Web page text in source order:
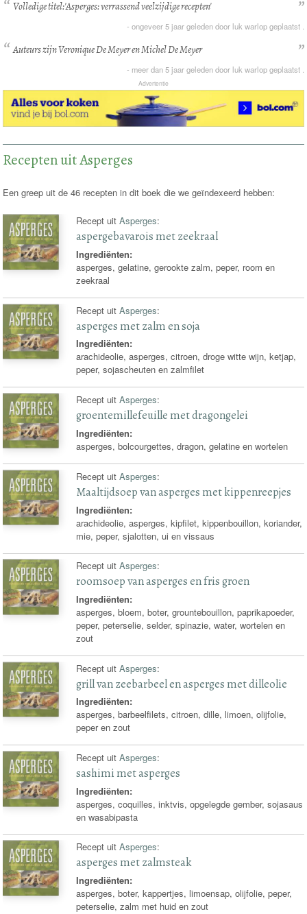
Volledige titel:'Asperges: verrassend veelzijdige recepten'
- ongeveer 5 jaargeleden door luk warlopgeplaatst .
Auteurs zijn Veronique De Meyer en Michel De Meyer
- meer dan 5 jaargeleden door luk warlopgeplaatst .
Advertentie
Recepten uit Asperges
Een greep uit de 46 recepten in dit boek die we geïndexeerd hebben:
Recept uitAsperges:
aspergebavarois met zeekraal
Ingrediënten:
asperges, gelatine, gerookte zalm, peper, room en
zeekraal
Recept uitAsperges:
asperges met zalm en soja
Ingrediënten:
arachideolie, asperges, citroen, droge witte wijn, ketjap,
peper, sojascheuten en zalmfilet
Recept uitAsperges:
groentemillefeuille met dragongelei
Ingrediënten:
asperges, bolcourgettes, dragon, gelatine en wortelen
Recept uitAsperges:
Maaltijdsoep van asperges met kippenreepjes
Ingrediënten:
arachideolie, asperges, kipfilet, kippenbouillon, koriander,
mie, peper, sjalotten, ui en vissaus
Recept uitAsperges:
roomsoep van asperges en fris groen
Ingrediënten:
asperges, bloem, boter, grountebouillon, paprikapoeder,
peper, peterselie, selder, spinazie, water, wortelen en
zout
Recept uitAsperges:
grill van zeebarbeel en asperges met dilleolie
Ingrediënten:
asperges, barbeelfilets, citroen, dille, limoen, olijfolie,
peper en zout
Recept uitAsperges:
sashimi met asperges
Ingrediënten:
asperges, coquilles, inktvis, opgelegde gember, sojasaus
en wasabipasta
Recept uitAsperges:
asperges met zalmsteak
Ingrediënten:
asperges, boter, kappertjes, limoensap, olijfolie, peper,
peterselie, zalm met huid en zout